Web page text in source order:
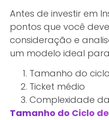
Antes de investir em
pontos que você
consideração e
um modelo ideal
Tamanho do
Ticket médio
Complexidade
Tamanho do Ciclo